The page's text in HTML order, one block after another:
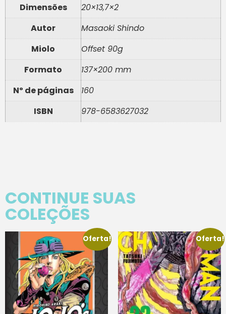
Dimensões
20×13,7×2
Autor
Masaoki Shindo
Miolo
Offset 90g
Formato
137×200 mm
Nº de páginas
160
ISBN
978-6583627032
CONTINUE SUAS
COLEÇÕES
Oferta! Oferta!